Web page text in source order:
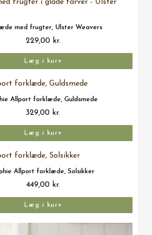
Vis her
med frugter, Ulster Weavers
229,00 kr.
Læg i kurv
Vis her
Allport forklæde, Guldsmede
329,00 kr.
Læg i kurv
Vis her
Allport forklæde, Solsikker
449,00 kr.
Læg i kurv